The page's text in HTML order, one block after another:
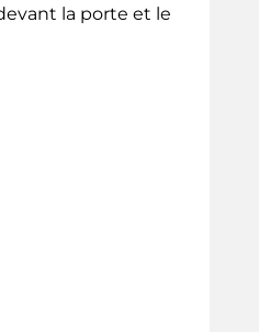
la porte et le